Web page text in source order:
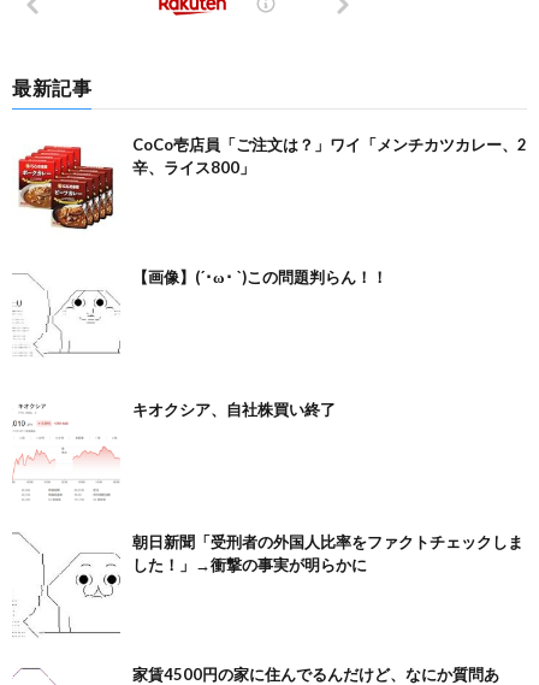
最新記事
CoCo壱店員「ご注文は？」ワイ「メンチカツカレー、2
辛、ライス800」
【画像】(´･ω･ `)この問題判らん！！
キオクシア、自社株買い終了
朝日新聞「受刑者の外国人比率をファクトチェックしま
した！」→衝撃の事実が明らかに
家賃4500円の家に住んでるんだけど、なにか質問あ